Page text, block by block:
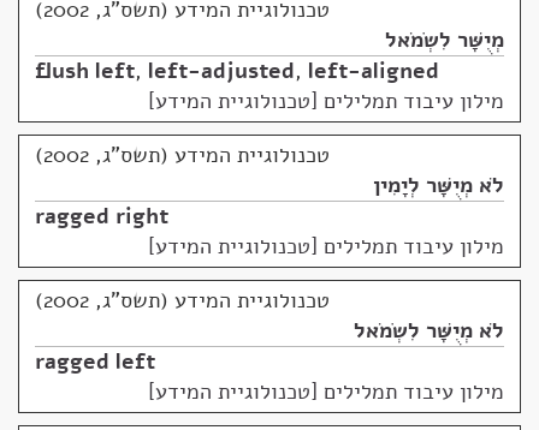
טכנולוגיית המידע (תשס"ג, 2002)
מְיֻשָּׁר לִשְׂמֹאל
flush left, left-adjusted, left-aligned
מילון עיבוד תמלילים [טכנולוגיית המידע]
טכנולוגיית המידע (תשס"ג, 2002)
לֹא מְיֻשָּׁר לְיָמִין
ragged right
מילון עיבוד תמלילים [טכנולוגיית המידע]
טכנולוגיית המידע (תשס"ג, 2002)
לֹא מְיֻשָּׁר לִשְׂמֹאל
ragged left
מילון עיבוד תמלילים [טכנולוגיית המידע]